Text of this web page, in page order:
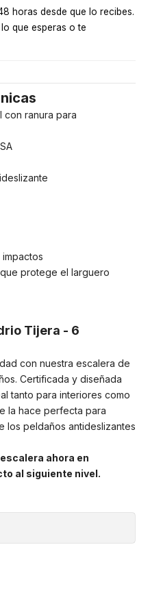
horas desde que lo recibes.
lo que esperas o te
con ranura para
protege el larguero
Tijera - 6
con nuestra escalera de
Certificada y diseñada
tanto para interiores como
la hace perfecta para
los peldaños antideslizantes
ahora en
al siguiente nivel.